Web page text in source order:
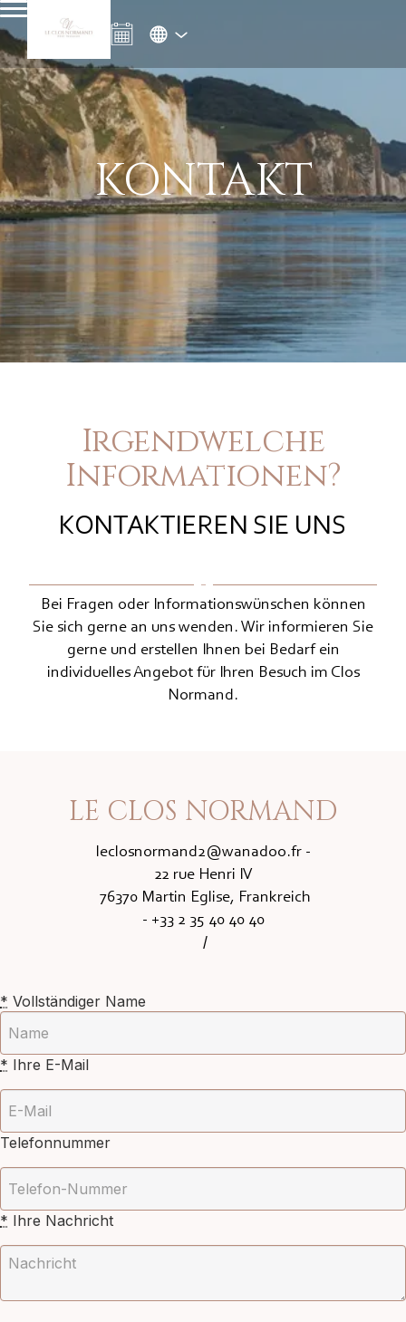
KONTAKT
Irgendwelche
Informationen?
KONTAKTIEREN SIE UNS
Bei Fragen oder Informationswünschen können
Sie sich gerne an uns wenden. Wir informieren Sie
gerne und erstellen Ihnen bei Bedarf ein
individuelles Angebot für Ihren Besuch im Clos
Normand.
LE CLOS NORMAND
leclosnormand2@wanadoo.fr-
22 rue Henri IV
76370 Martin Eglise, Frankreich
- +33 2 35 40 40 40
/
* Vollständiger Name
* Ihre E-Mail
Telefonnummer
* Ihre Nachricht